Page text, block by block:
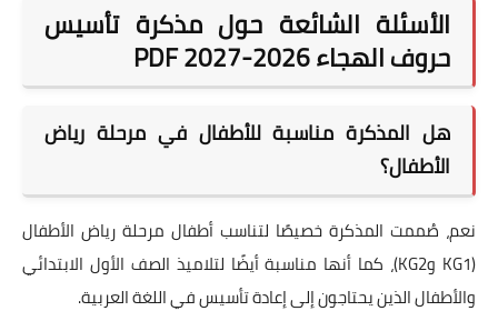
الأسئلة الشائعة حول مذكرة تأسيس
حروف الهجاء 2026-2027 PDF
هل المذكرة مناسبة للأطفال في مرحلة رياض
الأطفال؟
نعم، صُممت المذكرة خصيصًا لتناسب أطفال مرحلة رياض الأطفال
(KG1 وKG2)، كما أنها مناسبة أيضًا لتلاميذ الصف الأول الابتدائي
والأطفال الذين يحتاجون إلى إعادة تأسيس في اللغة العربية.